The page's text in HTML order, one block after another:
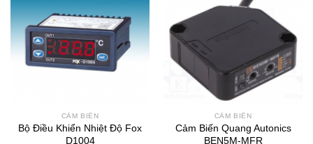
CẢM BIẾN
Bộ Điều Khiển Nhiệt Độ Fox
D1004
CẢM BIẾN
Cảm Biến Quang Autonics
BEN5M-MFR